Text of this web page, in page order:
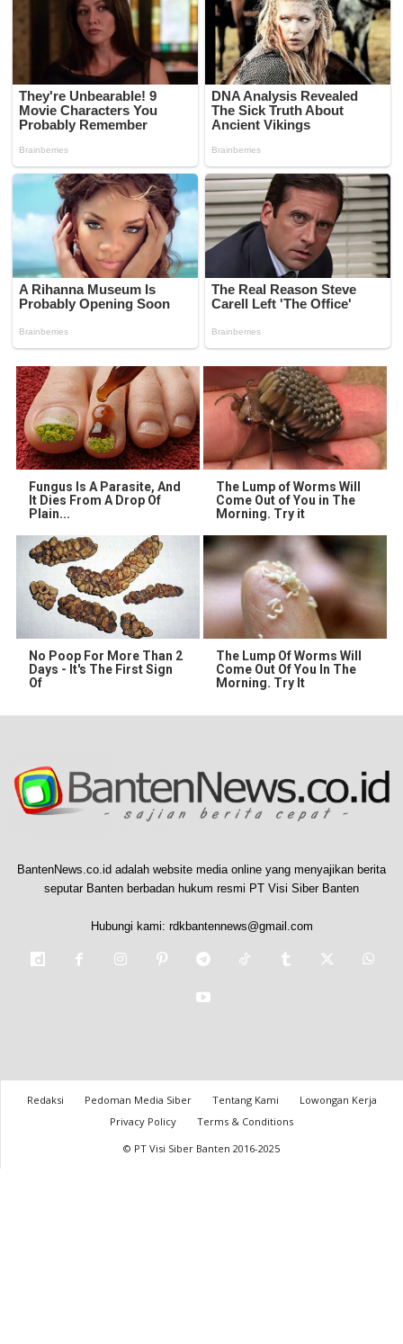
Fungus Is A Parasite, And
It Dies From A Drop Of
Plain...
The Lump of Worms Will
Come Out of You in The
Morning. Try it
No Poop For More Than 2
Days - It's The First Sign
Of
The Lump Of Worms Will
Come Out Of You In The
Morning. Try It
BantenNews.co.id adalah website media online yang menyajikan berita
seputar Banten berbadan hukum resmi PT Visi Siber Banten
Hubungi kami: rdkbantennews@gmail.com
Redaksi Pedoman Media Siber Tentang Kami
Lowongan Kerja
Privacy Policy
Terms & Conditions
© PT Visi Siber Banten 2016-2025